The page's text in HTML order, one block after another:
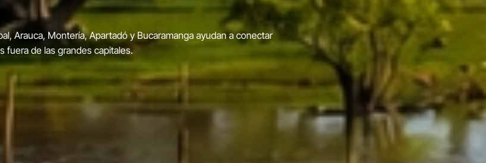
cultura y tradición del 31 de julio al 9 de agosto, con eventos como el
para toda la familia.